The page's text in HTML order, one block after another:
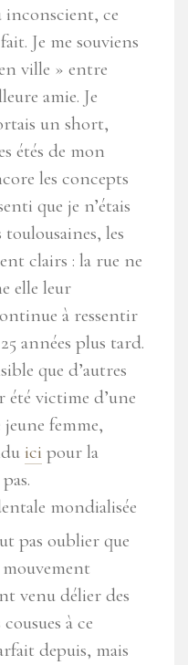
inconscient, ce
Je me souviens
ville » entre
amie. Je
un short,
étés de mon
les concepts
que je n’étais
les
clairs : la rue ne
elle leur
à ressentir
années plus tard.
que d’autres
été victime d’une
femme,
ici pour la
mondialisée
pas oublier que
venu délier des
à ce
depuis, mais